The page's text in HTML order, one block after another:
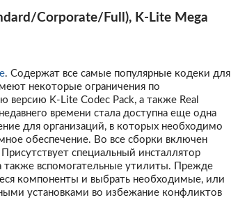
Corporate/Full), K-Lite Mega
. Содержат все самые популярные кодеки для
некоторые ограничения по
версию K-Lite Codec Pack, а также Real
времени стала доступна еще одна
для организаций, в которых необходимо
обеспечение. Во все сборки включен
специальный инсталлятор
также вспомогательные утилиты. Прежде
компоненты и выбрать необходимые, или
установками во избежание конфликтов